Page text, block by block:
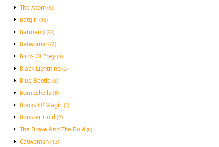
The Atom(6)
Batgirl(16)
Batman(422)
Batwoman(2)
Birds Of Prey(8)
Black Lightning(2)
Blue Beetle(8)
Bombshells(6)
Books Of Magic(3)
Booster Gold(2)
The Brave And The Bold(8)
Catwoman(13)